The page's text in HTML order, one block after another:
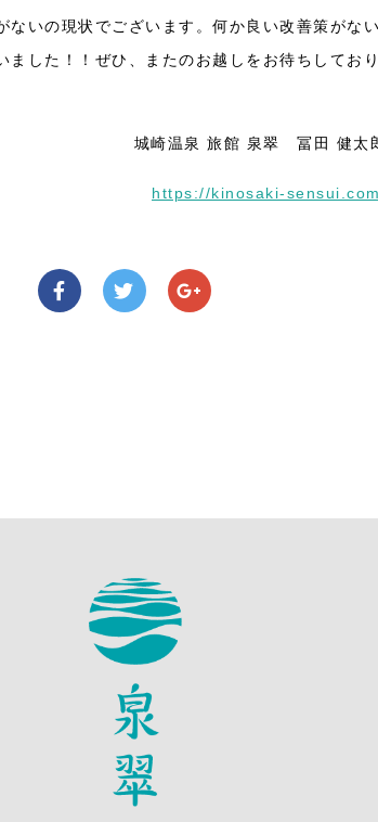
いの現状でございます。何か良い改善策がない
した！！ぜひ、またのお越しをお待ちしており
城崎温泉 旅館 泉翠 冨田 健太
https://kinosaki-